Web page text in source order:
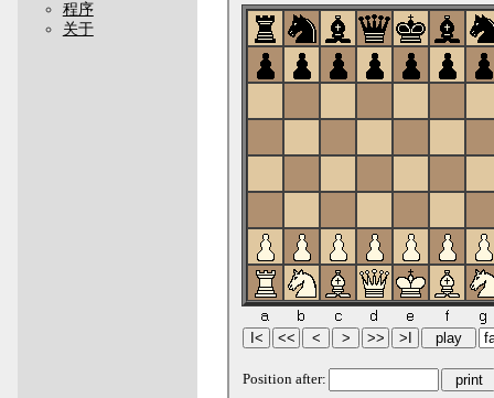
程序
关于